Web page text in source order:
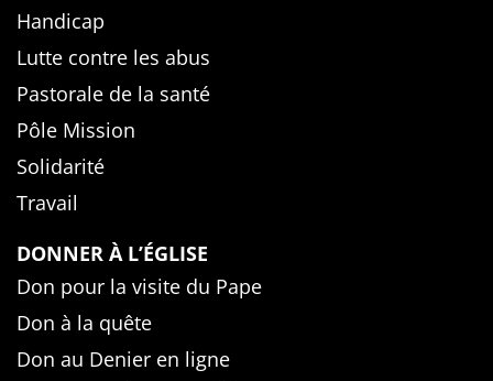
Handicap
Lutte contre les abus
Pastorale de la santé
Pôle Mission
Solidarité
Travail
DONNER À L’ÉGLISE
Don pour la visite du Pape
Don à la quête
Don au Denier en ligne